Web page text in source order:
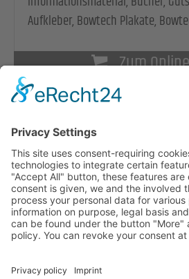
Aufkleber, Bowtech Plakate,
Zum
© Copyright Bowen